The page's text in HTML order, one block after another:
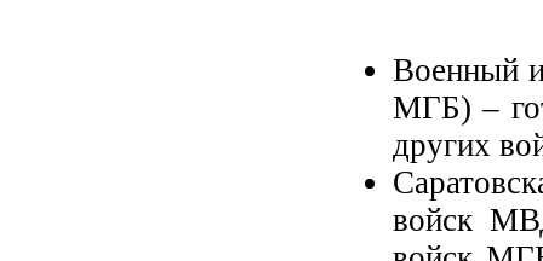
Военный
МГБ) –
других
войск